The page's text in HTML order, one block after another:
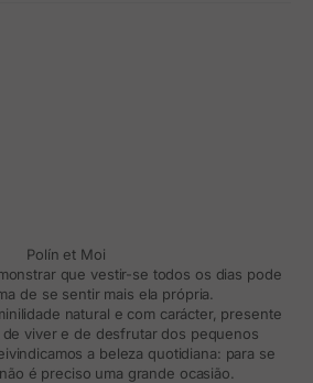
Polín et Moi
que vestir-se todos os dias pode
de se sentir mais ela própria.
natural e com carácter, presente
viver e de desfrutar dos pequenos
a beleza quotidiana: para se
é preciso uma grande ocasião.